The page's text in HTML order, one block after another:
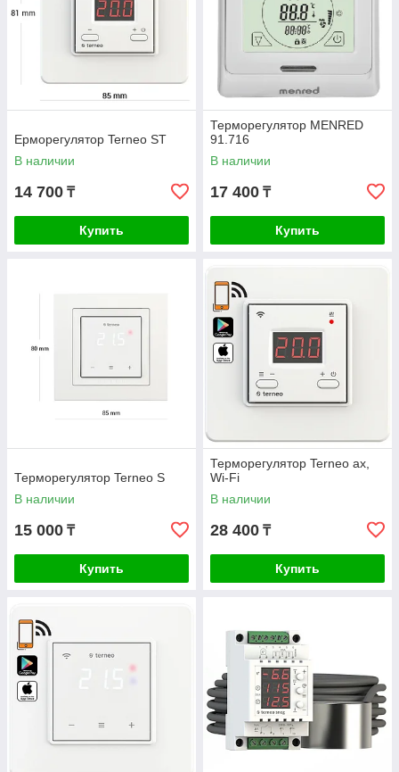
Ерморегулятор Terneo ST
В наличии
14 700 ₸
Купить
Терморегулятор MENRED
91.716
В наличии
17 400 ₸
Купить
Терморегулятор Terneo S
В наличии
15 000 ₸
Купить
Терморегулятор Terneo ax,
Wi-Fi
В наличии
28 400 ₸
Купить